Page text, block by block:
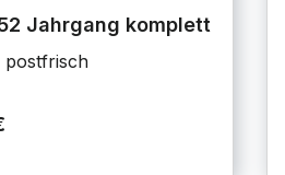
Jahrgang komplett
postfrisch